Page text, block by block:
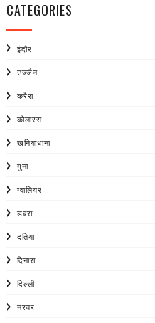
CATEGORIES
इंदौर
उज्जैन
करैरा
कोलारस
खनियाधाना
गुना
ग्वालियर
डबरा
दतिया
दिनारा
दिल्ली
नरवर